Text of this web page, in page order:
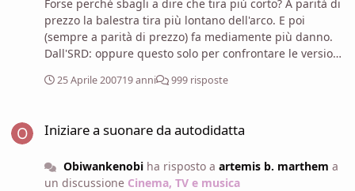
Forse perchè sbagli a dire che tira più corto? A parità di
prezzo la balestra tira più lontano dell'arco. E poi
(sempre a parità di prezzo) fa mediamente più danno.
Dall'SRD: oppure questo solo per confrontare le versioni
versioni esotiche della balestra a confronto con le
25 Aprile 200719 anni 999 risposte
Iniziare a suonare da autodidatta
Obiwankenobiha risposto a artemis b. marthem a
un discussione Cinema, TV e musica